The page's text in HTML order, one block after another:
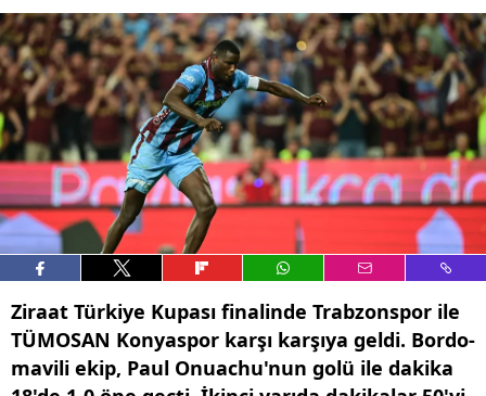
Ziraat Türkiye Kupası finalinde Trabzonspor ile
TÜMOSAN Konyaspor karşı karşıya geldi. Bordo-
mavili ekip, Paul Onuachu'nun golü ile dakika